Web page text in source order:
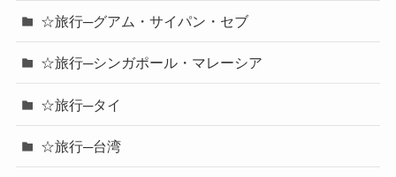
☆旅行─グアム・サイパン・セブ
☆旅行─シンガポール・マレーシア
☆旅行─タイ
☆旅行─台湾